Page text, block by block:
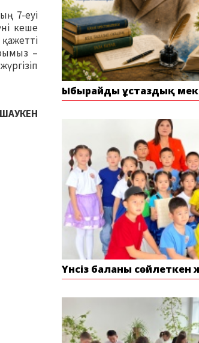
7-еуі
кеше
–
Ыбырайдың ұстаздық
Үнсіз баланы сөйлеткен